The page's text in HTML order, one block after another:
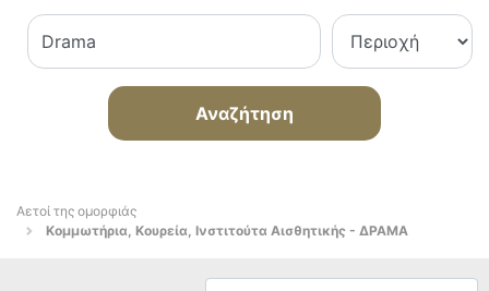
Αναζήτηση
Αετοί της ομορφιάς
Κομμωτήρια, Κουρεία, Ινστιτούτα Αισθητικής - ΔΡΑΜΑ